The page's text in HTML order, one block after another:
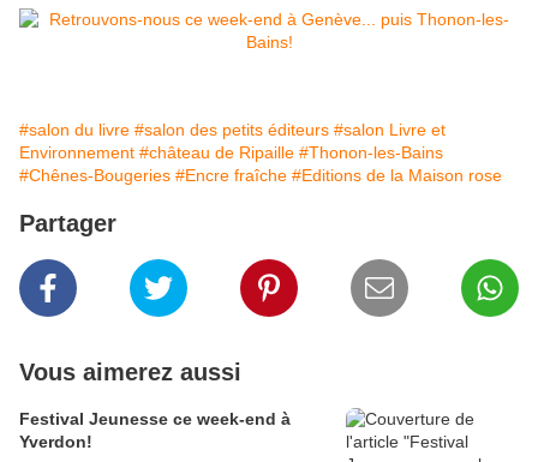
#salon du livre #salon des petits éditeurs #salon Livre et
Environnement #château de Ripaille #Thonon-les-Bains
#Chênes-Bougeries #Encre fraîche #Editions de la Maison rose
Partager
Vous aimerez aussi
Festival Jeunesse ce week-end à
Yverdon!